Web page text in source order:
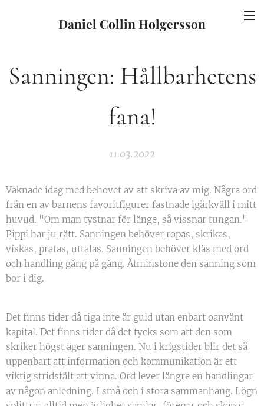
Daniel Collin Holgersson
Sanningen: Hållbarhetens
fana!
11.03.2022
Vaknade idag med behovet av att skriva av mig. Några ord
från en av barnens favoritfigurer fastnade igårkväll i mitt
huvud. "Om man tystnar för länge, så vissnar tungan."
Pippi har ju rätt. Sanningen behöver ropas, skrikas,
viskas, pratas, uttalas. Sanningen behöver kläs med ord
och handling gång på gång. Åtminstone den sanning som
bor i dig.
Det finns tider då tiga inte är guld utan enbart oanvänt
kapital. Det finns tider då det tycks som att den som
skriker högst äger sanningen. Nu i krigstider blir det så
uppenbart att information och kommunikation är ett
viktig stridsfält att vinna. Ord lever längre en handlingar
av någon anledning. I små och i stora sammanhang. Lögn